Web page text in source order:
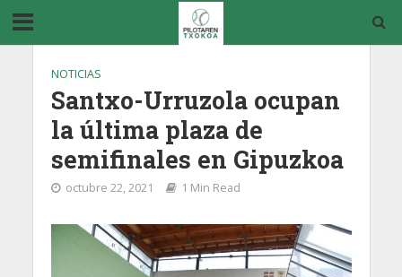
NOTICIAS
Santxo-Urruzola ocupan
la última plaza de
semifinales en Gipuzkoa
octubre 22, 2021 1 Min Read